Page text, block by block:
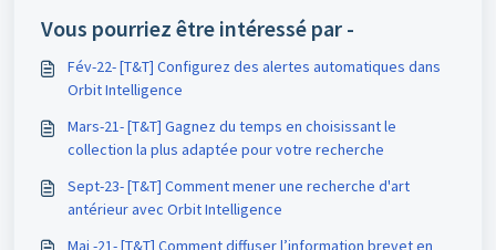
Vous pourriez être intéressé par -
Fév-22- [T&T] Configurez des alertes automatiques dans
Orbit Intelligence
Mars-21- [T&T] Gagnez du temps en choisissant le
collection la plus adaptée pour votre recherche
Sept-23- [T&T] Comment mener une recherche d'art
antérieur avec Orbit Intelligence
Mai -21- [T&T] Comment diffuser l’information brevet en